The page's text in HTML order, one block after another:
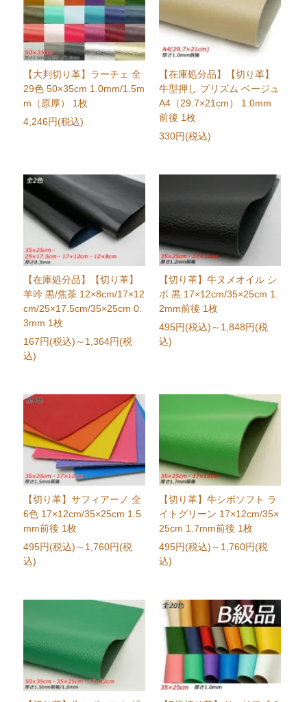
【大判切り革】ラーチェ 全
29色 50×35cm 1.0mm/1.5m
m（原厚） 1枚
4,246円(税込)
【在庫処分品】【切り革】
牛型押し プリズム ベージュ
A4（29.7×21cm） 1.0mm
前後 1枚
330円(税込)
【在庫処分品】【切り革】
羊吟 黒/焦茶 12×8cm/17×12
cm/25×17.5cm/35×25cm 0.
3mm 1枚
167円(税込) ～1,364円(税
込)
【切り革】牛ヌメオイル シ
ボ 黒 17×12cm/35×25cm 1.
2mm前後 1枚
495円(税込) ～1,848円(税
込)
【切り革】サフィアーノ 全
6色 17×12cm/35×25cm 1.5
mm前後 1枚
495円(税込) ～1,760円(税
込)
【切り革】牛シボソフト ラ
イトグリーン 17×12cm/35×
25cm 1.7mm前後 1枚
495円(税込) ～1,760円(税
込)